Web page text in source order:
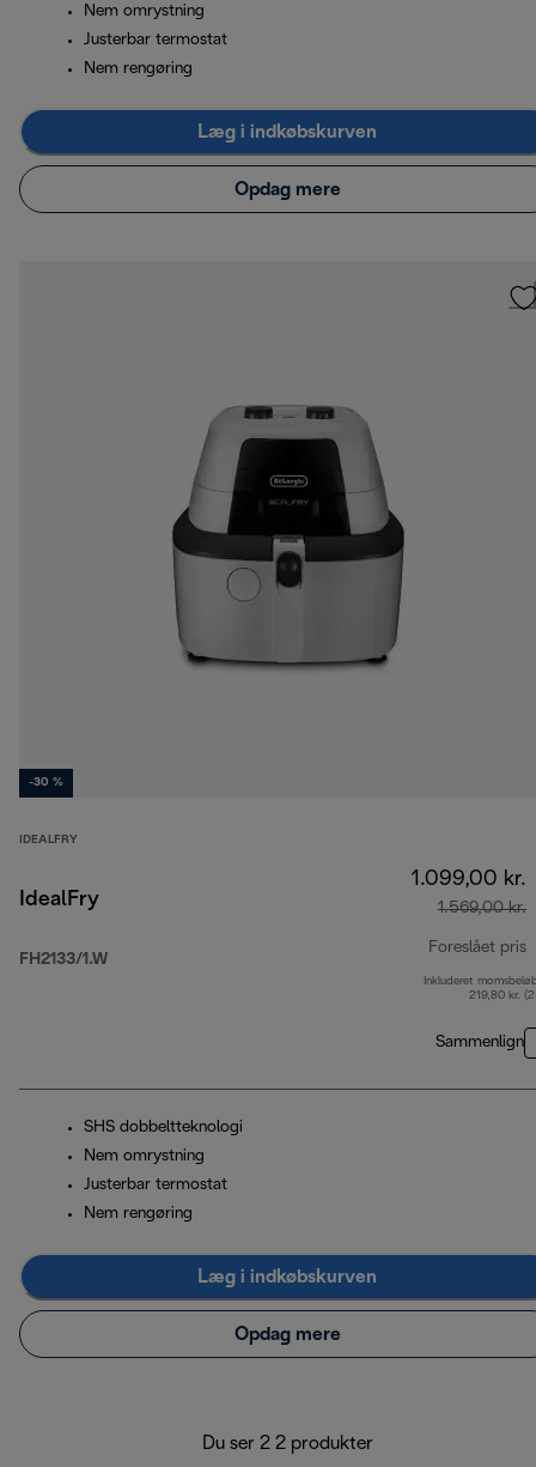
Nem omrystning
Justerbar termostat
Nem rengøring
Læg i indkøbskurven
Opdag mere
-30 %
IDEALFRY
IdealFry
FH2133/1.W
1.099,00 kr.
1.569,00 kr.
Foreslået pris
Inkluderet
219,80 kr.
Sammenlign
SHS dobbeltteknologi
Nem omrystning
Justerbar termostat
Nem rengøring
Læg i indkøbskurven
Opdag mere
Du ser 2 2 produkter